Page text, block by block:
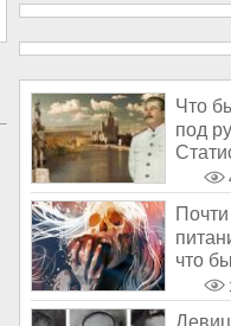
Что
под
что
и